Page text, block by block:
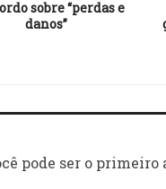
sobre “perdas e
danos”
pode ser o primeiro